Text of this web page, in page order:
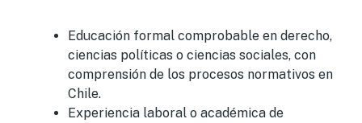
Educación formal comprobable en derecho,
ciencias políticas o ciencias sociales, con
comprensión de los procesos normativos en
Chile.
Experiencia laboral o académica de